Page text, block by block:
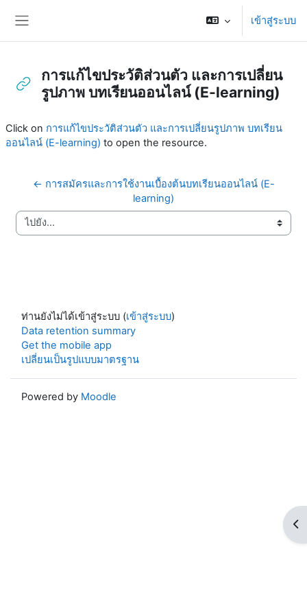
เข้าสู่ระบบ
การแก้ไขประวัติส่วนตัว และการเปลี่ยน
รูปภาพ บทเรียนออนไลน์ (E-learning)
Click on การแก้ไขประวัติส่วนตัว และการเปลี่ยนรูปภาพ บทเรียน
ออนไลน์ (E-learning) to open the resource.
← การสมัครและการใช้งานเบื้องต้นบทเรียนออนไลน์ (E-
learning)
ไปยัง...
ท่านยังไม่ได้เข้าสู่ระบบ (เข้าสู่ระบบ)
Data retention summary
Get the mobile app
เปลี่ยนเป็นรูปแบบมาตรฐาน
Powered by Moodle